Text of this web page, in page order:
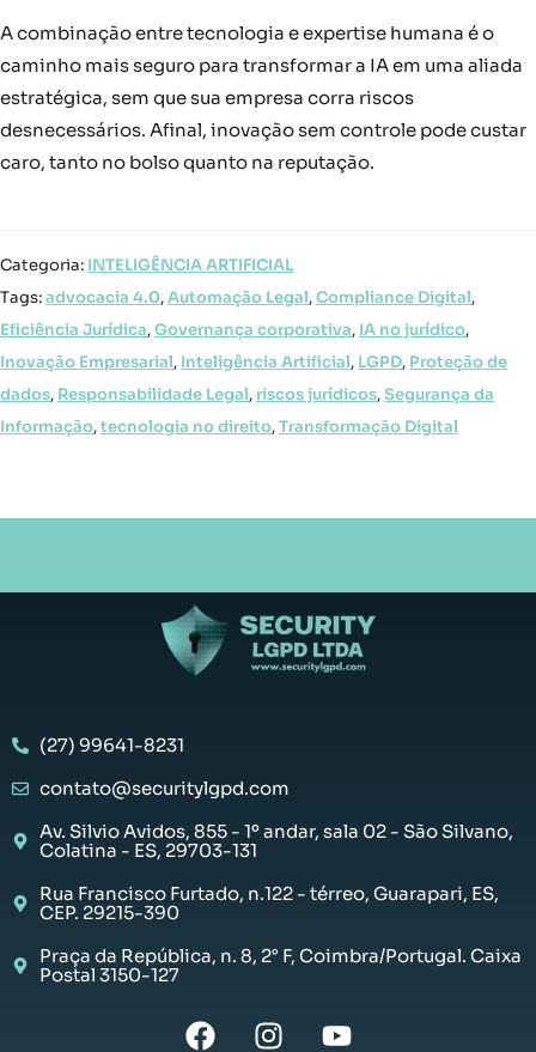
A combinação entre tecnologia e expertise humana é o
caminho mais seguro para transformar a IA em uma aliada
estratégica, sem que sua empresa corra riscos
desnecessários. Afinal, inovação sem controle pode custar
caro, tanto no bolso quanto na reputação.
Categoria: INTELIGÊNCIA ARTIFICIAL
Tags:advocacia 4.0,Automação Legal,Compliance Digital,
Eficiência Jurídica,Governança corporativa, IA no jurídico,
Inovação Empresarial, Inteligência Artificial, LGPD, Proteção de
dados, Responsabilidade Legal, riscos jurídicos,Segurança da
Informação,tecnologia no direito,Transformação Digital
(27) 99641-8231
contato@securitylgpd.com
Av. Silvio Avidos, 855 - 1º andar, sala 02 - São Silvano,
Colatina - ES, 29703-131
Rua Francisco Furtado, n.122 - térreo, Guarapari, ES,
CEP. 29215-390
Praça da República, n. 8, 2° F, Coimbra/Portugal. Caixa
Postal 3150-127